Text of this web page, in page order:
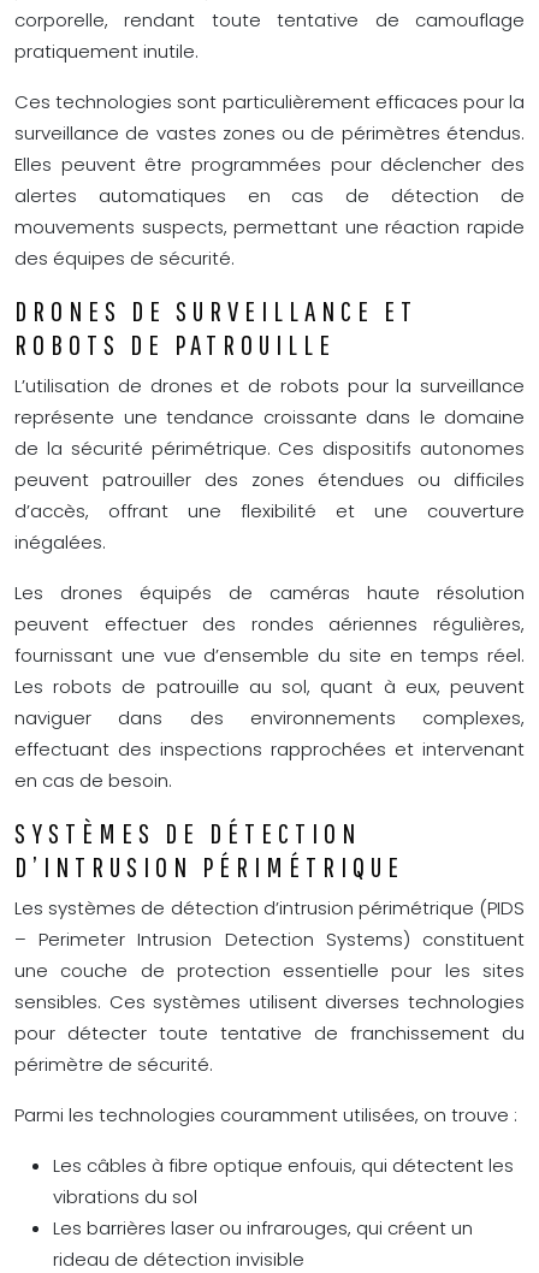
corporelle, rendant toute tentative de camouflage
pratiquement inutile.
Ces technologies sont particulièrement efficaces pour la
surveillance de vastes zones ou de périmètres étendus.
Elles peuvent être programmées pour déclencher des
alertes automatiques en cas de détection de
mouvements suspects, permettant une réaction rapide
des équipes de sécurité.
DRONES DE SURVEILLANCE ET
ROBOTS DE PATROUILLE
L’utilisation de drones et de robots pour la surveillance
représente une tendance croissante dans le domaine
de la sécurité périmétrique. Ces dispositifs autonomes
peuvent patrouiller des zones étendues ou difficiles
d’accès, offrant une flexibilité et une couverture
inégalées.
Les drones équipés de caméras haute résolution
peuvent effectuer des rondes aériennes régulières,
fournissant une vue d’ensemble du site en temps réel.
Les robots de patrouille au sol, quant à eux, peuvent
naviguer dans des environnements complexes,
effectuant des inspections rapprochées et intervenant
en cas de besoin.
SYSTÈMES DE DÉTECTION
D’INTRUSION PÉRIMÉTRIQUE
Les systèmes de détection d’intrusion périmétrique (PIDS
– Perimeter Intrusion Detection Systems) constituent
une couche de protection essentielle pour les sites
sensibles. Ces systèmes utilisent diverses technologies
pour détecter toute tentative de franchissement du
périmètre de sécurité.
Parmi les technologies couramment utilisées, on trouve :
Les câbles à fibre optique enfouis, qui détectent les
vibrations du sol
Les barrières laser ou infrarouges, qui créent un
rideau de détection invisible